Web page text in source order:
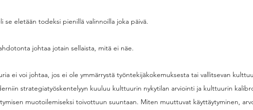
se eletään todeksi pienillä valinnoilla joka päivä.
johtaa jotain sellaista, mitä ei näe.
ei voi johtaa, jos ei ole ymmärrystä työntekijäkokemuksesta tai vallitsevan
strategiatyöskentelyyn kuuluu kulttuurin nykytilan arviointi ja kulttuurin
muotoilemiseksi toivottuun suuntaan. Miten muuttuvat käyttäytyminen,